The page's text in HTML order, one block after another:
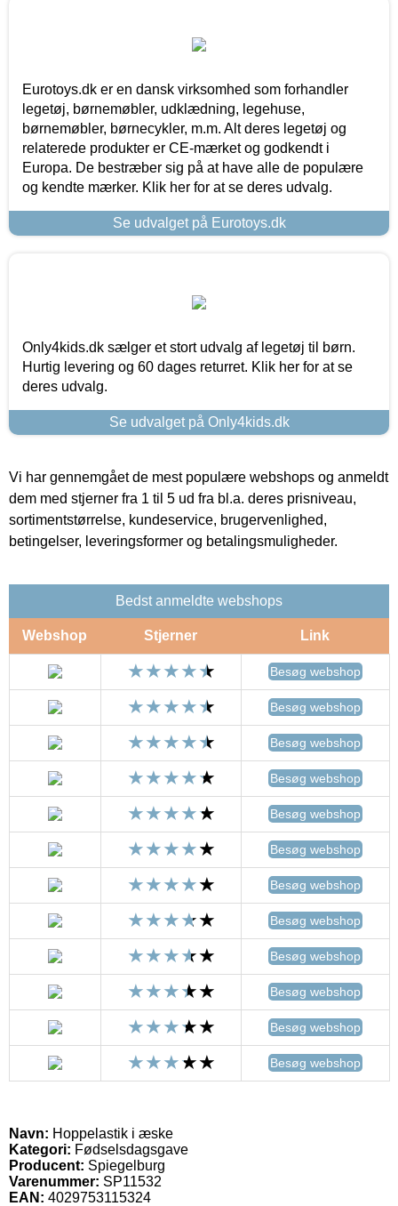
Eurotoys.dk er en dansk virksomhed som forhandler
legetøj, børnemøbler, udklædning, legehuse,
børnemøbler, børnecykler, m.m. Alt deres legetøj og
relaterede produkter er CE-mærket og godkendt i
Europa. De bestræber sig på at have alle de populære
og kendte mærker. Klik her for at se deres udvalg.
Se udvalget på Eurotoys.dk
Only4kids.dk sælger et stort udvalg af legetøj til børn.
Hurtig levering og 60 dages returret. Klik her for at se
deres udvalg.
Se udvalget på Only4kids.dk
Vi har gennemgået de mest populære webshops og anmeldt
dem med stjerner fra 1 til 5 ud fra bl.a. deres prisniveau,
sortimentstørrelse, kundeservice, brugervenlighed,
betingelser, leveringsformer og betalingsmuligheder.
Bedst anmeldte webshops
Webshop Stjerner Link
Besøg webshop
Besøg webshop
Besøg webshop
Besøg webshop
Besøg webshop
Besøg webshop
Besøg webshop
Besøg webshop
Besøg webshop
Besøg webshop
Besøg webshop
Besøg webshop
Navn: Hoppelastik i æske
Kategori: Fødselsdagsgave
Producent: Spiegelburg
Varenummer: SP11532
EAN: 4029753115324